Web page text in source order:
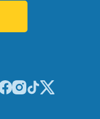
nasz profil w
nasz profil w
Odwiedź nasz profil w
Odwiedź nasz
Odwiedź nasz